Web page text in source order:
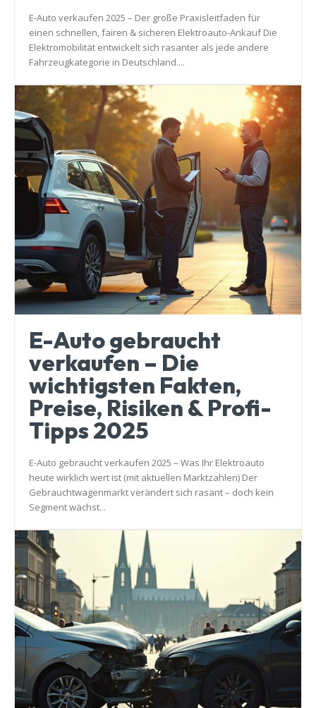
E-Auto verkaufen 2025 – Der große Praxisleitfaden für
einen schnellen, fairen & sicheren Elektroauto-Ankauf Die
Elektromobilität entwickelt sich rasanter als jede andere
Fahrzeugkategorie in Deutschland....
E-Auto gebraucht
verkaufen – Die
wichtigsten Fakten,
Preise, Risiken & Profi-
Tipps 2025
E-Auto gebraucht verkaufen 2025 – Was Ihr Elektroauto
heute wirklich wert ist (mit aktuellen Marktzahlen) Der
Gebrauchtwagenmarkt verändert sich rasant – doch kein
Segment wächst...